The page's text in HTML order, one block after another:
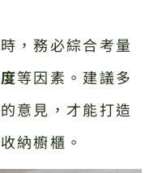
，務必綜合考量
等因素。建議多
意見，才能打造
納櫥櫃。